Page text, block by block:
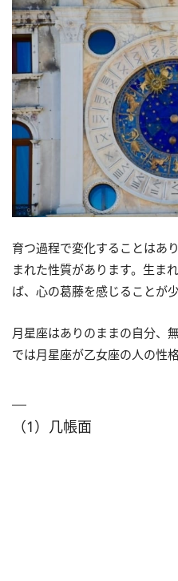
育つ過程で変化することはあ
まれた性質があります。生ま
ば、心の葛藤を感じることが
月星座はありのままの自分、
では月星座が乙女座の人の性
（1）几帳面